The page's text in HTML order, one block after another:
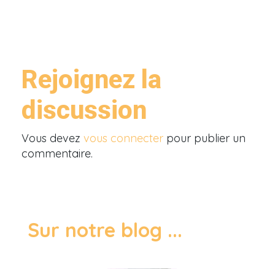
Rejoignez la
discussion
Vous devez vous connecter pour publier un
commentaire.
Sur notre blog ...